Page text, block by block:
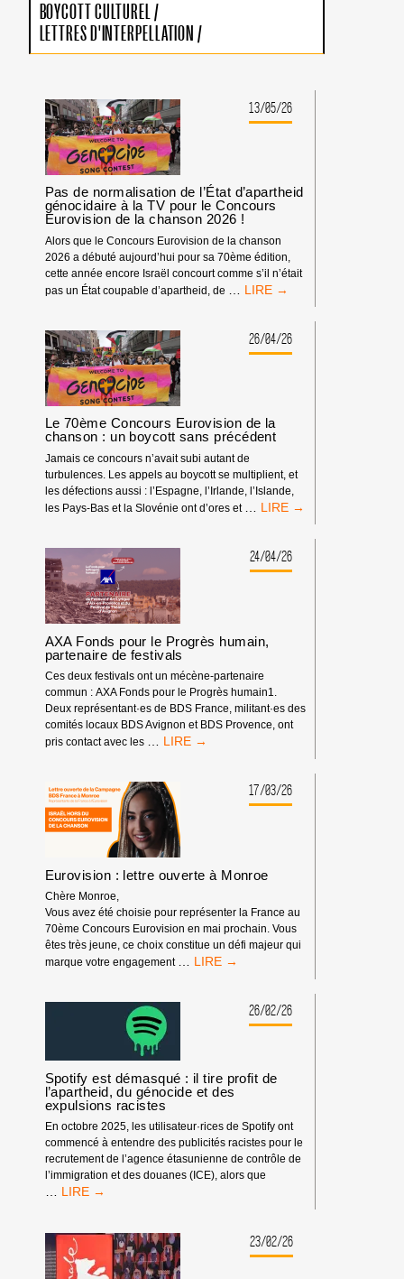
BOYCOTT CULTUREL /
LETTRES D'INTERPELLATION /
13/05/26
Pas de normalisation de l’État d’apartheid
génocidaire à la TV pour le Concours
Eurovision de la chanson 2026 !
Alors que le Concours Eurovision de la chanson
2026 a débuté aujourd’hui pour sa 70ème édition,
cette année encore Israël concourt comme s’il n’était
pas un État coupable d’apartheid, de
PAS
NORMALISATION
DE
L’ÉTAT
LA
TV
POUR
LE
CONCOURS
EUROVISION
DE
CHANSON
2026
26/04/26
Le 70ème Concours Eurovision de la
chanson : un boycott sans précédent
Jamais ce concours n’avait subi autant de
turbulences. Les appels au boycott se multiplient, et
les défections aussi : l’Espagne, l’Irlande, l’Islande,
les Pays-Bas et la Slovénie ont d’ores et
LE
CONCOURS
EUROVISION
DE
UN
BOYCOTT
PRÉCÉDENT
24/04/26
AXA Fonds pour le Progrès humain,
partenaire de festivals
Ces deux festivals ont un mécène-partenaire
commun : AXA Fonds pour le Progrès humain1.
Deux représentant·es de BDS France, militant·es des
comités locaux BDS Avignon et BDS Provence, ont
pris contact avec les
AXA
LE
PROGRÈS
HUMAIN,
PARTENAIRE
DE
FESTIVALS
17/03/26
Eurovision : lettre ouverte à Monroe
Chère Monroe,
Vous avez été choisie pour représenter la France au
70ème Concours Eurovision en mai prochain. Vous
êtes très jeune, ce choix constitue un défi majeur qui
marque votre engagement … EUROVISION
OUVERTE26/02/26
Spotify est démasqué : il tire profit de
l’apartheid, du génocide et des
expulsions racistes
En octobre 2025, les utilisateur·rices de Spotify ont
commencé à entendre des publicités racistes pour le
recrutement de l’agence étasunienne de contrôle de
l’immigration et des douanes (ICE), alors que
… SPOTIFY
:
IL
TIRE
23/02/26